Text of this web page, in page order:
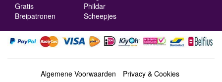
Gratis
Breipatronen
Phildar
Scheepjes
Algemene Voorwaarden
Privacy & Cookies